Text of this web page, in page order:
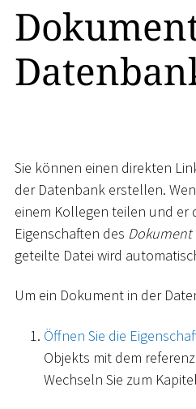
Sie können einen direkten
der Datenbank erstellen.
einem Kollegen teilen und er
Eigenschaften des Dokument
geteilte Datei wird
Um ein Dokument in der
Öffnen Sie die
Objekts mit dem
Wechseln Sie zum Kapitel